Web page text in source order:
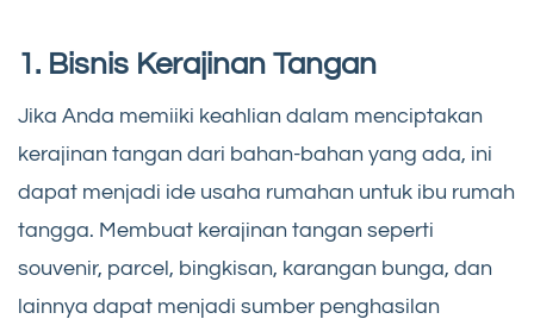
1. Bisnis Kerajinan Tangan
Jika Anda memiiki keahlian dalam menciptakan
kerajinan tangan dari bahan-bahan yang ada, ini
dapat menjadi ide usaha rumahan untuk ibu rumah
tangga. Membuat kerajinan tangan seperti
souvenir, parcel, bingkisan, karangan bunga, dan
lainnya dapat menjadi sumber penghasilan